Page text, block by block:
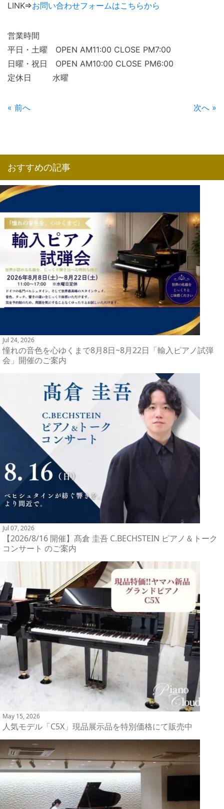
LINK⇒お問い合わせフォームはこちらから
営業時間
平日・土曜 OPEN AM11:00 CLOSE PM7:00
日曜・祝日 OPEN AM10:00 CLOSE PM6:00
定休日 水曜
« 前へ 次へ »
おすすめの記事
Jul 24, 2026
憧れの音色を心ゆくまで8月8日~8月22日「輸入ピアノ試弾
会」開催のご案内
Jul 07, 2026
【2026/8/16 開催】髙倉 圭吾 C.BECHSTEIN ピアノ＆トーク
コンサート のご案内
May 15, 2026
人気モデル「C5X」現品展示品を特別価格にて販売中